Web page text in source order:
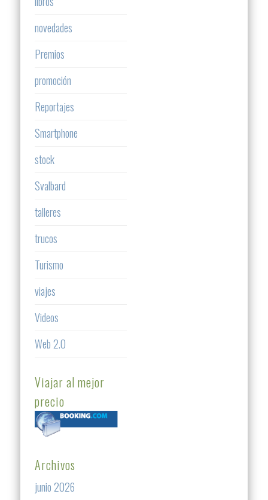
novedades
Premios
promoción
Reportajes
Smartphone
stock
Svalbard
talleres
trucos
Turismo
viajes
Videos
Web 2.0
Viajar al mejor
precio
Archivos
junio 2026